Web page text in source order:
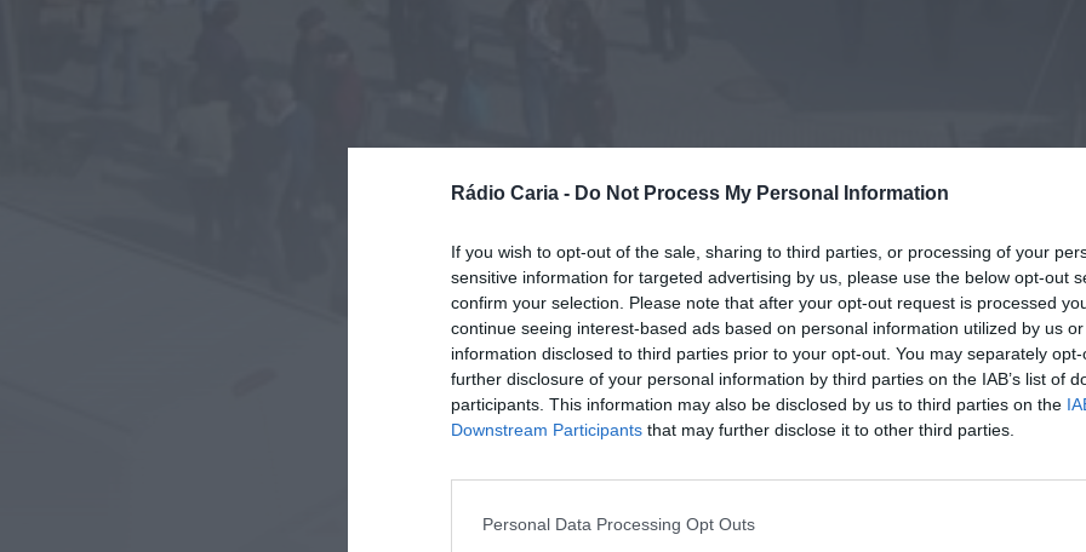
Rádio Caria - Do Not Process My Personal Information
If you wish to opt-out of the sale, sharing to third parties, or processing of your
sensitive information for targeted advertising by us, please use the below opt-out
confirm your selection. Please note that after your opt-out request is processed
continue seeing interest-based ads based on personal information utilized by us
information disclosed to third parties prior to your opt-out. You may separately
further disclosure of your personal information by third parties on the IAB’s list of
participants. This information may also be disclosed by us to third parties on the
Downstream Participants that may further disclose it to other third parties.
Personal Data Processing Opt Outs